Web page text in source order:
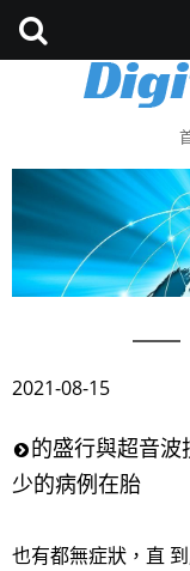
2021-08-15
的盛行與超音波
少的病例在胎
也有都無症狀，直